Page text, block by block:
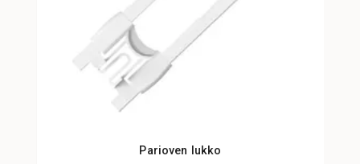
Parioven lukko